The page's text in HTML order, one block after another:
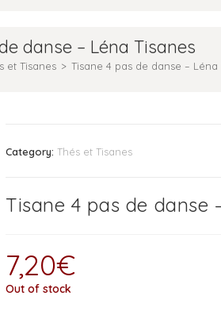
danse – Léna Tisanes
et Tisanes > Tisane 4 pas de danse – Léna
Category: Thés et Tisanes
Tisane 4 pas de danse
7,20€
Out of stock